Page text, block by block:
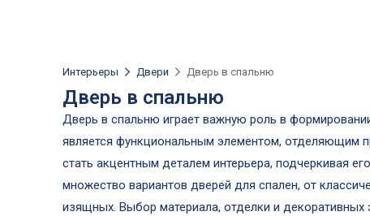
Интерьеры Двери Дверь в спальню
Дверь в спальню
Дверь в спальню играет важную роль в
является функциональным элементом, отделяющим
стать акцентным деталем интерьера, подчеркивая
множество вариантов дверей для спален, от
изящных. Выбор материала, отделки и